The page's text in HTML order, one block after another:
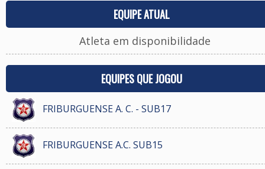
EQUIPE ATUAL
Atleta em disponibilidade
EQUIPES QUE JOGOU
FRIBURGUENSE A. C. - SUB17
FRIBURGUENSE A.C. SUB15